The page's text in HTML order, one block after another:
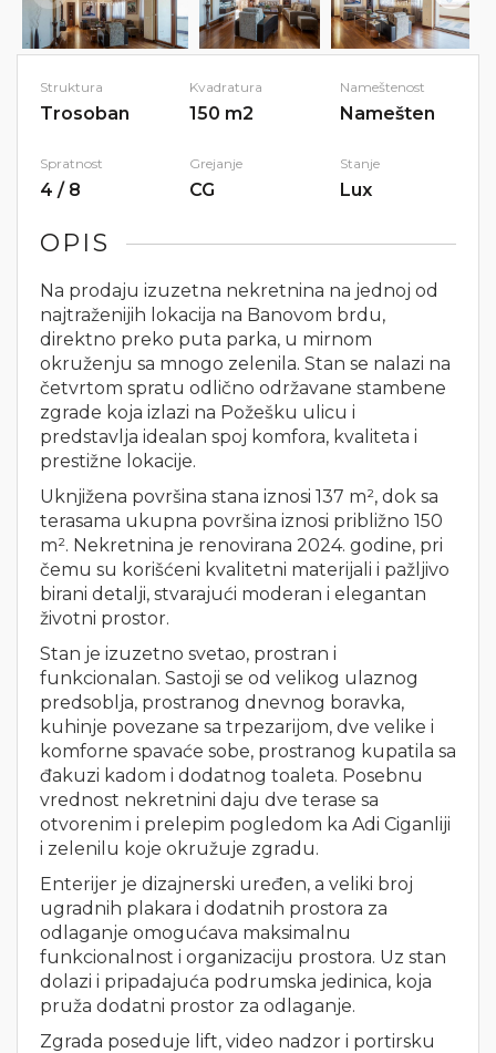
Struktura
Trosoban
Kvadratura
150 m2
Nameštenost
Namešten
Spratnost
4 / 8
Grejanje
CG
Stanje
Lux
OPIS
Na prodaju izuzetna nekretnina na jednoj od
najtraženijih lokacija na Banovom brdu,
direktno preko puta parka, u mirnom
okruženju sa mnogo zelenila. Stan se nalazi na
četvrtom spratu odlično održavane stambene
zgrade koja izlazi na Požešku ulicu i
predstavlja idealan spoj komfora, kvaliteta i
prestižne lokacije.
Uknjižena površina stana iznosi 137 m², dok sa
terasama ukupna površina iznosi približno 150
m². Nekretnina je renovirana 2024. godine, pri
čemu su korišćeni kvalitetni materijali i pažljivo
birani detalji, stvarajući moderan i elegantan
životni prostor.
Stan je izuzetno svetao, prostran i
funkcionalan. Sastoji se od velikog ulaznog
predsoblja, prostranog dnevnog boravka,
kuhinje povezane sa trpezarijom, dve velike i
komforne spavaće sobe, prostranog kupatila sa
đakuzi kadom i dodatnog toaleta. Posebnu
vrednost nekretnini daju dve terase sa
otvorenim i prelepim pogledom ka Adi Ciganliji
i zelenilu koje okružuje zgradu.
Enterijer je dizajnerski uređen, a veliki broj
ugradnih plakara i dodatnih prostora za
odlaganje omogućava maksimalnu
funkcionalnost i organizaciju prostora. Uz stan
dolazi i pripadajuća podrumska jedinica, koja
pruža dodatni prostor za odlaganje.
Zgrada poseduje lift, video nadzor i portirsku